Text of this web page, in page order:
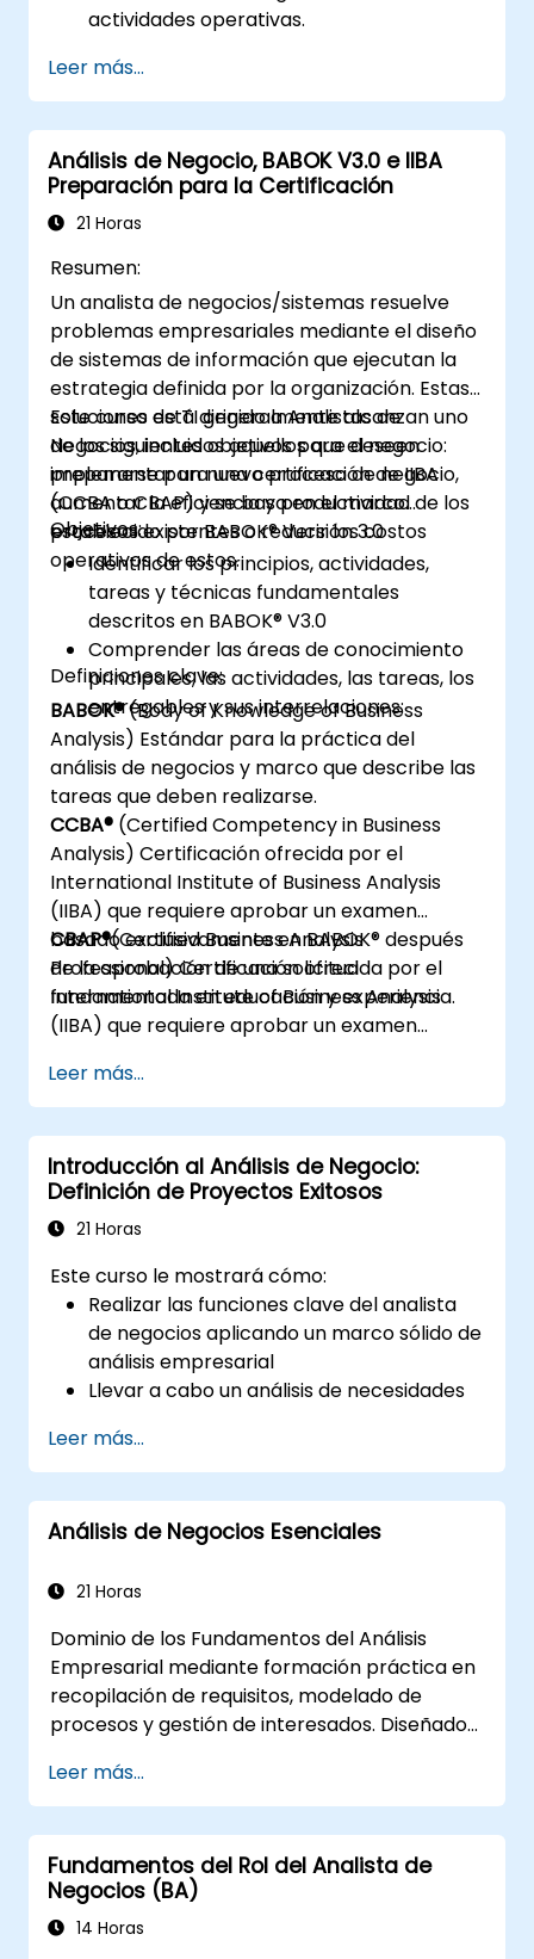
actividades operativas.
calidad.
Aplicar mecanismos básicos de
aseguramiento de la calidad
Leer más...
Análisis de Negocio, BABOK V3.0 e IIBA
Preparación para la Certificación
21 Horas
Resumen:
Un analista de negocios/sistemas resuelve
problemas empresariales mediante el diseño
de sistemas de información que ejecutan la
estrategia definida por la organización. Estas
soluciones de TI generalmente alcanzan uno
de los siguientes objetivos para el negocio:
implementar un nuevo proceso de negocio,
aumentar la eficiencia y productividad de los
procesos existentes o reducir los costos
operativos de estos.
Este curso está dirigido a Analistas de
Negocios, incluidos aquellos que deseen
prepararse para una certificación de IIBA
(CCBA o CBAP) y se basa en el marco
establecido por BABOK® Versión 3.0
Objetivos:
Identificar los principios, actividades,
tareas y técnicas fundamentales
descritos en BABOK® V3.0
Comprender las áreas de conocimiento
principales, las actividades, las tareas, los
entregables y sus interrelaciones:
Definiciones clave:
BABOK®(Body of Knowledge of Business
Analysis) Estándar para la práctica del
análisis de negocios y marco que describe las
tareas que deben realizarse.
CCBA® (Certified Competency in Business
Analysis) Certificación ofrecida por el
International Institute of Business Analysis
(IIBA) que requiere aprobar un examen
basado exclusivamente en BABOK® después
de la aprobación de una solicitud
fundamentada en educación y experiencia.
CBAP®(Certified Business Analysis
Professional) Certificación ofrecida por el
International Institute of Business Analysis
(IIBA) que requiere aprobar un examen
de la aprobación de una solicitud
fundamentada en educación y experiencia.
Leer más...
Introducción al Análisis de Negocio:
Definición de Proyectos Exitosos
21 Horas
Este curso le mostrará cómo:
Realizar las funciones clave del analista
de negocios aplicando un marco sólido de
análisis empresarial
Llevar a cabo un análisis de necesidades
de las partes interesadas
Aplicar técnicas de análisis empresarial
para identificar problemas clave y
oportunidades potenciales en su
Crear planes efectivos de requisitos y
Analyze and specify requirements using
industry best practices
Gestionar la evaluación y validación de
soluciones
Leer más...
Análisis de Negocios Esenciales
21 Horas
Dominio de los Fundamentos del Análisis
Empresarial mediante formación práctica en
recopilación de requisitos, modelado de
procesos y gestión de interesados. Diseñado
curso entrega habilidades centrales de BA,
marcos de trabajo Ágiles/SDLC y estudios de
caso del mundo real. Impulse el éxito de los
proyectos y entregue valor empresarial
medible. Mejore su carrera con capacitación
en BA alineada a la industria.
Leer más...
Fundamentos del Rol del Analista de
Negocios (BA)
14 Horas